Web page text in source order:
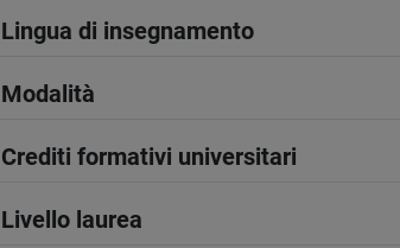
Lingua di insegnamento
Modalità
Crediti formativi universitari
Livello laurea